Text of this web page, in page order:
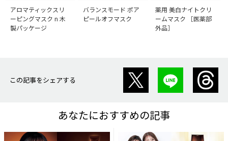
アロマティックスリ
ーピングマスク n 木
製パッケージ
バランスモード ポア
ピールオフマスク
薬用 美白ナイトクリ
ームマスク ［医薬部
外品］
この記事をシェアする
あなたにおすすめの記事